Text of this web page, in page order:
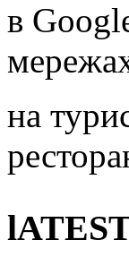
в
на